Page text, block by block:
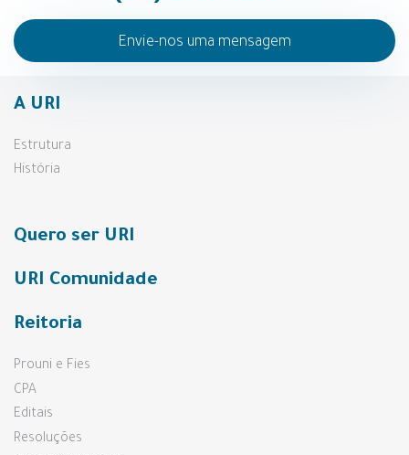
Envie-nos uma mensagem
A URI
Estrutura
História
Quero ser URI
URI Comunidade
Reitoria
Prouni e Fies
CPA
Editais
Resoluções